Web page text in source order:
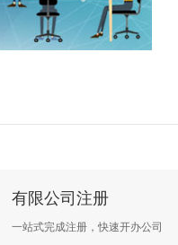
有限公司注册
一站式完成注册，快速开办公司